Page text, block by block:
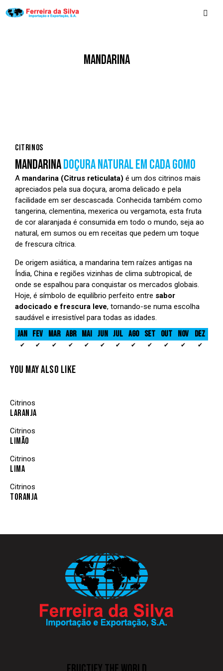
MANDARINA
CITRINOS
MANDARINADOÇURA NATURAL EM CADA GOMO
A mandarina (Citrus reticulata) é um dos citrinos mais
apreciados pela sua doçura, aroma delicado e pela
facilidade em ser descascada. Conhecida também como
tangerina, clementina, mexerica ou vergamota, esta fruta
de cor alaranjada é consumida em todo o mundo, seja ao
natural, em sumos ou em receitas que pedem um toque
de frescura cítrica.
De origem asiática, a mandarina tem raízes antigas na
Índia, China e regiões vizinhas de clima subtropical, de
onde se espalhou para conquistar os mercados globais.
Hoje, é símbolo de equilíbrio perfeito entre sabor
adocicado e frescura leve, tornando-se numa escolha
saudável e irresistível para todas as idades.
JAN FEV MAR ABR MAI JUN JUL AGO SET OUT NOV DEZ
✔ ✔ ✔ ✔ ✔ ✔ ✔ ✔ ✔ ✔ ✔ ✔
YOU MAY ALSO LIKE
Citrinos
LARANJA
Citrinos
LIMÃO
Citrinos
LIMA
Citrinos
TORANJA